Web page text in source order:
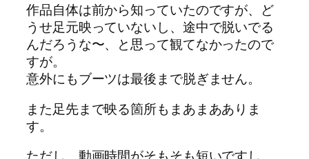
作品自体は前から知っていたのですが、ど
うせ足元映っていないし、途中で脱いでる
んだろうな〜、と思って観てなかったので
すが。
意外にもブーツは最後まで脱ぎません。
また足先まで映る箇所もまあまあありま
す。